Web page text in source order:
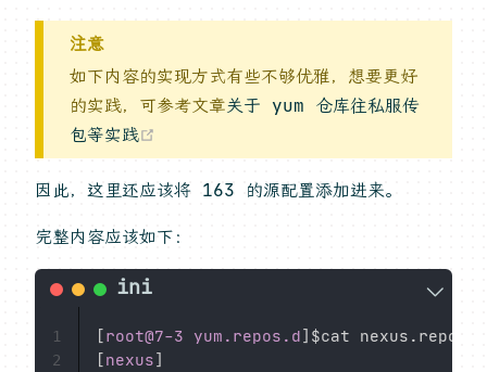
注意
如下内容的实现方式有些不够优雅，想要更好
的实践，可参考文章关于 yum 仓库往私服传
包等实践
因此，这里还应该将 163 的源配置添加进来。
完整内容应该如下：
[root@7-3 yum.repos.d]
[nexus]
1
2